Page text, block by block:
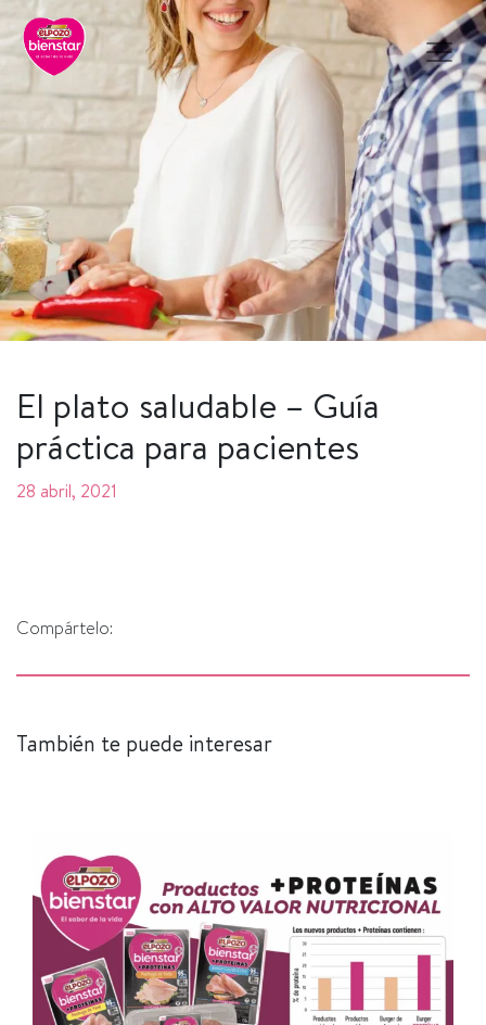
El plato saludable – Guía
práctica para pacientes
28 abril, 2021
Compártelo:
También te puede interesar